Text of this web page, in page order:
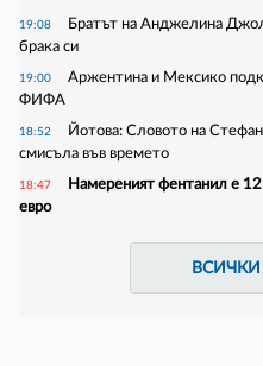
19:08
Братът на Анджелина
брака си
19:00
Аржентина и Мексико
ФИФА
18:52
Йотова: Словото на
смисъла във времето
18:47
Намереният фентанил е
евро